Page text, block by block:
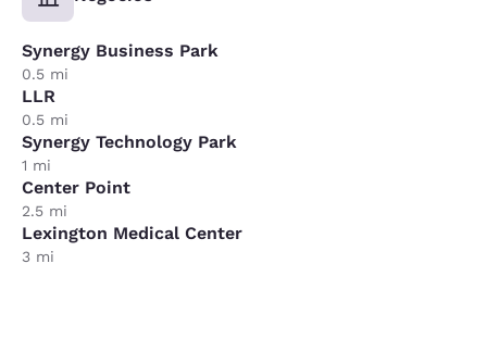
Synergy Business Park
0.5 mi
LLR
0.5 mi
Synergy Technology Park
1 mi
Center Point
2.5 mi
Lexington Medical Center
3 mi